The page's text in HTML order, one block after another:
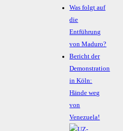
Was folgt auf
die
Entführung
von Maduro?
Bericht der
Demonstration
in Köln:
Hände weg
von
Venezuela!